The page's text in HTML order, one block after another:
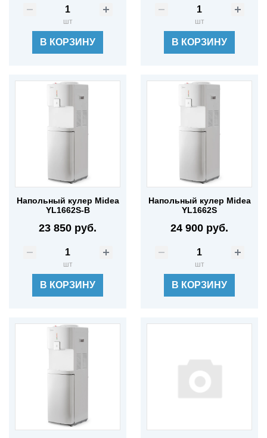
шт
В КОРЗИНУ
шт
В КОРЗИНУ
Напольный кулер Midea
YL1662S-B
23 850 руб.
шт
В КОРЗИНУ
Напольный кулер Midea
YL1662S
24 900 руб.
шт
В КОРЗИНУ